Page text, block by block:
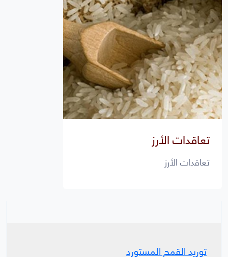
توريد القمح المستورد
تعاقدات الأرز
تعاقدات الأرز